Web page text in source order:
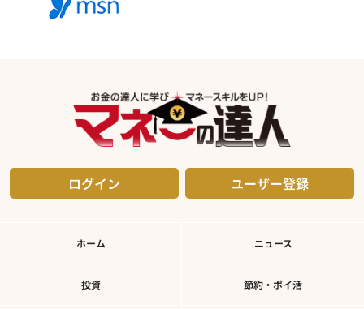
ログイン ユーザー登録
ホーム ニュース
投資 節約・ポイ活